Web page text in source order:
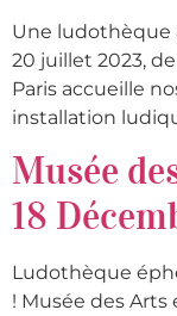
Une ludothèque
20 juillet 2023,
Paris accueille
installation
Musée
18
Ludothèque
! Musée des Arts